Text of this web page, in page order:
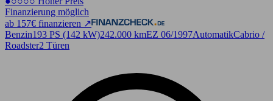
Finanzierung möglich
ab 157€ finanzieren ↗
Benzin193 PS (142 kW)242.000 kmEZ 06/1997AutomatikCabrio /
Roadster2 Türen